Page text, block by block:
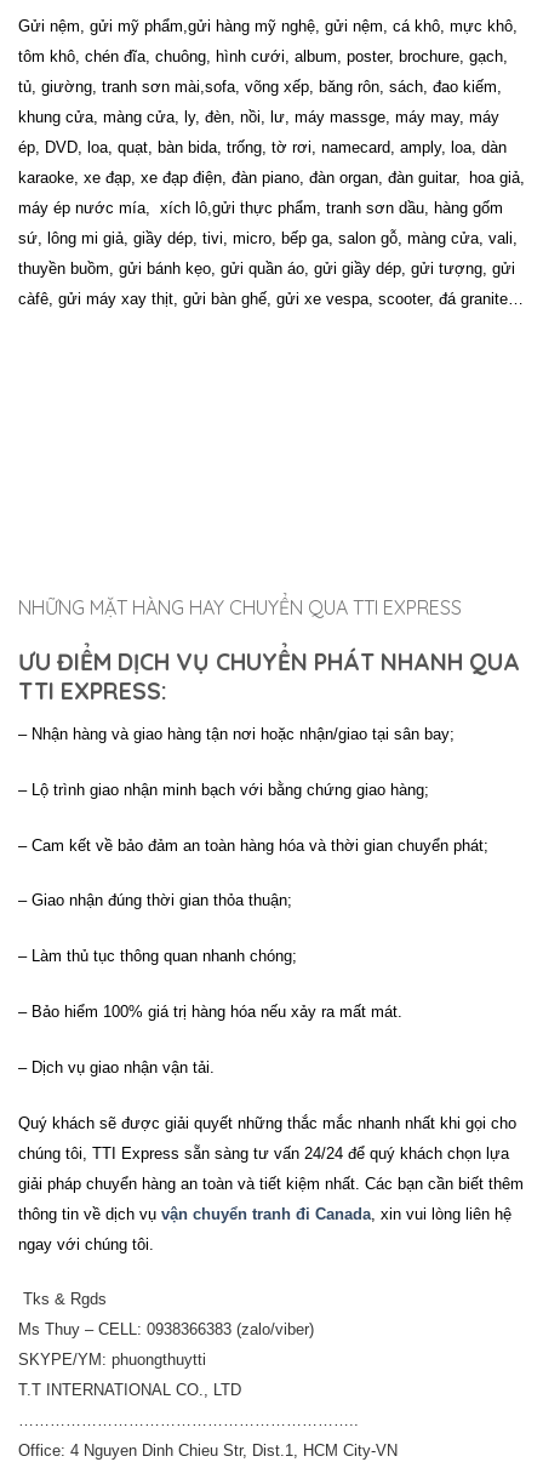
Gửi nệm, gửi mỹ phẩm, gửi hàng mỹ nghệ, gửi nệm, cá khô, mực khô,
tôm khô, chén đĩa, chuông, hình cưới, album, poster, brochure, gạch,
tủ, giường, tranh sơn mài, sofa, võng xếp, băng rôn, sách, đao kiếm,
khung cửa, màng cửa, ly, đèn, nồi, lư, máy massge, máy may, máy
ép, DVD, loa, quạt, bàn bida, trống, tờ rơi, namecard, amply, loa, dàn
karaoke, xe đạp, xe đạp điện, đàn piano, đàn organ, đàn guitar, hoa giả,
máy ép nước mía,
xích lô, gửi thực phẩm, tranh sơn dầu, hàng gốm
sứ, lông mi giả, giầy dép, tivi, micro, bếp ga, salon gỗ, màng cửa, vali,
thuyền buồm, gửi bánh kẹo, gửi quần áo, gửi giầy dép, gửi tượng, gửi
càfê, gửi máy xay thịt, gửi bàn ghế, gửi xe vespa, scooter, đá granite…
NHỮNG MẶT HÀNG HAY CHUYỂN QUA TTI EXPRESS
ƯU ĐIỂM DỊCH VỤ CHUYỂN PHÁT NHANH QUA
TTI EXPRESS:
– Nhận hàng và giao hàng tận nơi hoặc nhận/giao tại sân bay;
– Lộ trình giao nhận minh bạch với bằng chứng giao hàng;
– Cam kết về bảo đảm an toàn hàng hóa và thời gian chuyển phát;
– Giao nhận đúng thời gian thỏa thuận;
– Làm thủ tục thông quan nhanh chóng;
– Bảo hiểm 100% giá trị hàng hóa nếu xảy ra mất mát.
– Dịch vụ giao nhận vận tải.
Quý khách sẽ được giải quyết những thắc mắc nhanh nhất khi gọi cho
chúng tôi, TTI Express sẵn sàng tư vấn 24/24 để quý khách chọn lựa
giải pháp chuyển hàng an toàn và tiết kiệm nhất. Các bạn cần biết thêm
thông tin về dịch vụ vận chuyển tranh đi Canada , xin vui lòng liên hệ
ngay với chúng tôi.
Tks & Rgds
Ms Thuy – CELL: 0938366383 (zalo/viber)
SKYPE/YM: phuongthuytti
T.T INTERNATIONAL CO., LTD
………………………………………………………..
Office: 4 Nguyen Dinh Chieu Str, Dist.1, HCM City-VN